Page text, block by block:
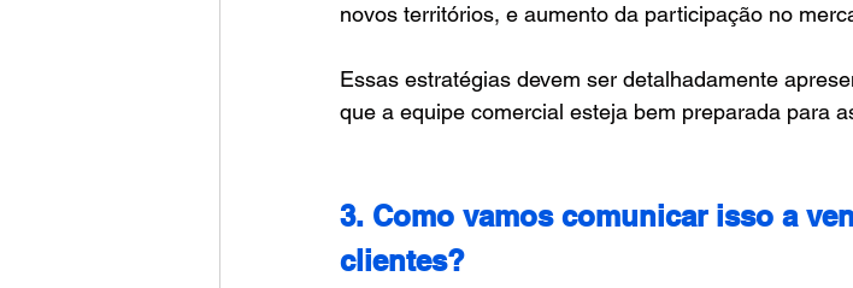
novos territórios, e aumento da participação no
Essas estratégias devem ser detalhadamente
que a equipe comercial esteja bem preparada para
3. Como vamos comunicar isso a
clientes?